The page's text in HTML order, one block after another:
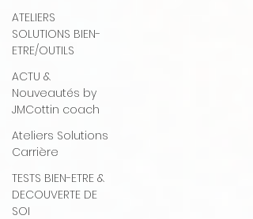
ATELIERS
SOLUTIONS BIEN-
ETRE/OUTILS
ACTU &
Nouveautés by
JMCottin coach
Ateliers Solutions
Carrière
TESTS BIEN-ETRE &
DECOUVERTE DE
SOI